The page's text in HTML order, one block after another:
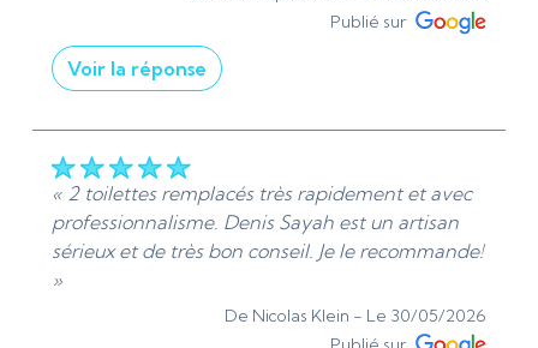
Publié sur
Voir la réponse
confiance. Je suis ravis d'avoir pu vous
accompagner lors de notre intervention à
Valmondois pour le remplacement d'un tube en
fonte percé, le remplacement de deux toilettes
ainsi que la réparation du vidage de votre bac à
laver. La satisfaction de nos clients est notre
priorité, c'est pourquoi je veille toujours à
proposer les solutions les plus adaptées sans
« 2 toilettes remplacés très rapidement et avec
professionnalisme. Denis Sayah est un artisan
sérieux et de très bon conseil. Je le recommande!
»
De Nicolas Klein - Le 30/05/2026